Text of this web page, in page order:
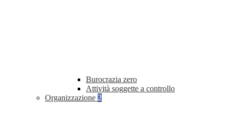
Burocrazia zero
Attività soggette a controllo
Organizzazione 2